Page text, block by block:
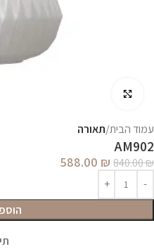
עמוד הבית תאורה
AM902
840.00₪
588.00 ₪